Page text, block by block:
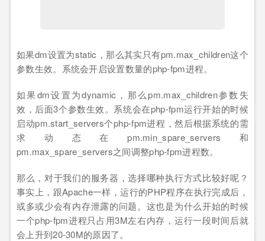
如果dm设置为static，那么其实只有pm.max_children这个
参数生效。系统会开启设置数量的php-fpm进程。
如果dm设置为dynamic，那么pm.max_children参数失
效，后面3个参数生效。系统会在php-fpm运行开始的时候
启动pm.start_servers个php-fpm进程，然后根据系统的需
求动态在pm.min_spare_servers和
pm.max_spare_servers之间调整php-fpm进程数。
那么，对于我们的服务器，选择哪种执行方式比较好呢？
事实上，跟Apache一样，运行的PHP程序在执行完成后，
或多或少会有内存泄露的问题。这也是为什么开始的时候
一个php-fpm进程只占用3M左右内存，运行一段时间后就
会上升到20-30M的原因了。